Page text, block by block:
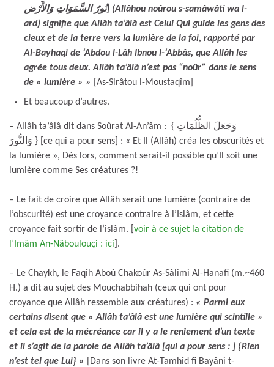
نُورُ السَّمَوَاتِ وَالأَرْض] (Allâhou noûrou s-samâwâti wa l-
ard) signifie que Allâh ta’âlâ est Celui Qui guide les gens des
cieux et de la terre vers la lumière de la foi, rapporté par
Al-Bayhaqi de ‘Abdou l-Lâh Ibnou l-‘Abbâs, que Allâh les
agrée tous deux. Allâh ta’âlâ n’est pas “noûr” dans le sens
de « lumière » »
[As-Sirâtou l-Moustaqîm]
Et beaucoup d’autres.
– Allâh ta’âlâ dit dans Soûrat Al-An’âm : { وَجَعَلَ الظُّلُمَاتِ
وَالنُّورَ } [ce qui a pour sens] : « Et Il (Allâh) créa les obscurités et
la lumière », Dès lors, comment serait-il possible qu’Il soit une
lumière comme Ses créatures ?!
– Le fait de croire que Allâh serait une lumière (contraire de
l’obscurité) est une croyance contraire à l’Islâm, et cette
croyance fait sortir de l’islâm. [ voir à ce sujet la citation de
l’Imâm An-Nâboulouçi : ici ].
– Le Chaykh, le Faqîh Aboû Chakoûr As-Sâlimi Al-Hanafi (m.~460
H.) a dit au sujet des Mouchabbihah (ceux qui ont pour
croyance que Allâh ressemble aux créatures) : « Parmi eux
certains disent que « Allâh ta’âlâ est une lumière qui scintille »
et cela est de la mécréance car il y a le reniement d’un texte
et il s’agit de la parole de Allâh ta’âlâ [qui a pour sens : ] {Rien
n’est tel que Lui} »
[Dans son livre At-Tamhîd fî Bayâni t-